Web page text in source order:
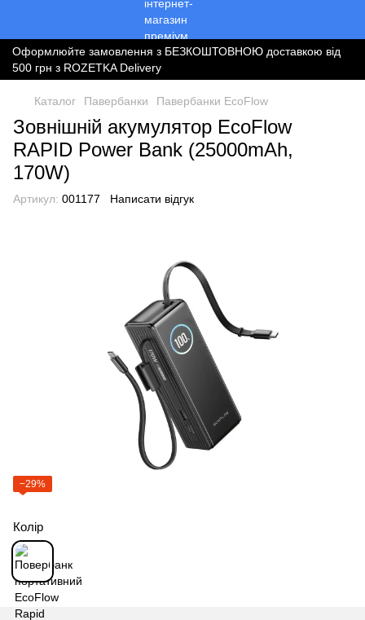
Оформлюйте замовлення з БЕЗКОШТОВНОЮ доставкою від
500 грн з ROZETKA Delivery
Каталог Павербанки Павербанки EcoFlow
Зовнішній акумулятор EcoFlow
RAPID Power Bank (25000mAh,
170W)
Артикул: 001177 Написати відгук
−29%
Колір